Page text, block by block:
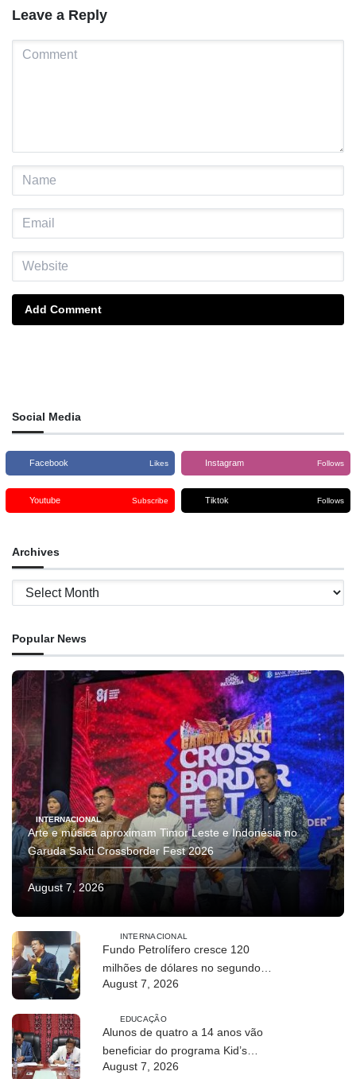
Leave a Reply
Add Comment
Social Media
Facebook Likes Instagram Follows
Youtube Subscribe Tiktok Follows
Archives
Archives
Popular News
INTERNACIONAL
Arte e música aproximam Timor Leste e Indonésia no
Garuda Sakti Crossborder Fest 2026
August 7, 2026
INTERNACIONAL
Fundo Petrolífero cresce 120
milhões de dólares no segundo
trimestre
August 7, 2026
EDUCAÇÃO
Alunos de quatro a 14 anos vão
beneficiar do programa Kid’s
Athletics
August 7, 2026